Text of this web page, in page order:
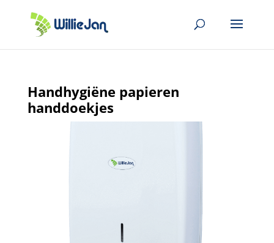
Handhygiëne papieren
handdoekjes